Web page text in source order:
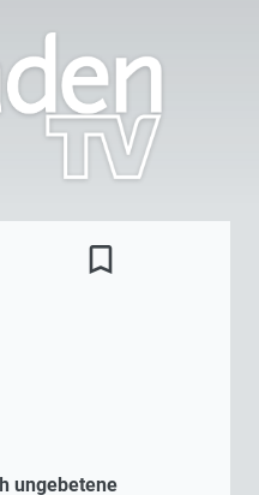
bookmark_border
ungebetene